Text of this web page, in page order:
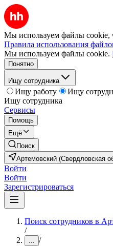
Мы используем файлы cookie,
Правила использования
Мы используем файлы cookie.
Понятно
Ищу сотрудника
Ищу работу
Ищу
Ищу сотрудника
Сервисы
Помощь
Ещё
Поиск
Артемовский (Свердловская
Войти
Войти
Зарегистрироваться
Поиск сотрудников в
/
... /